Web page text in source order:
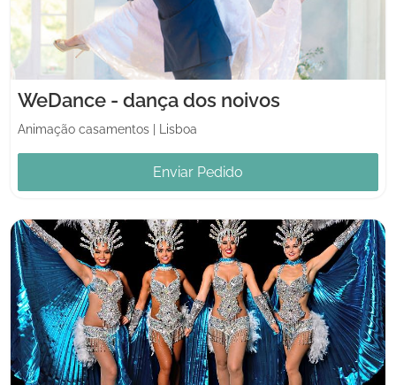
WeDance - dança dos noivos
Animação casamentos Lisboa
Enviar Pedido